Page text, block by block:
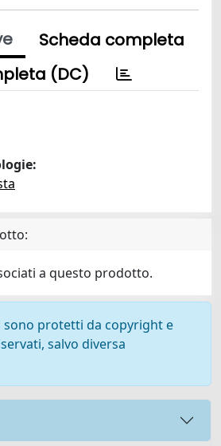
Scheda completa
(DC)
a questo prodotto.
sono protetti da copyright e
salvo diversa